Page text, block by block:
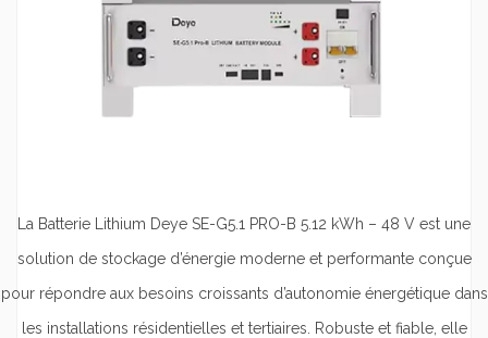
La Batterie Lithium Deye SE-G5.1 PRO-B 5.12 kWh – 48 V est une
solution de stockage d’énergie moderne et performante conçue
pour répondre aux besoins croissants d’autonomie énergétique dans
les installations résidentielles et tertiaires. Robuste et fiable, elle